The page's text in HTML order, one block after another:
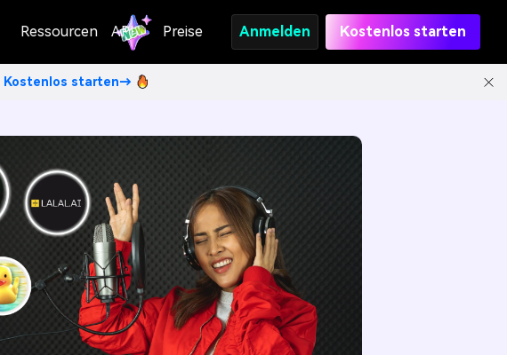
Ressourcen API Preise Anmelden Kostenlos starten
Kostenlos starten→